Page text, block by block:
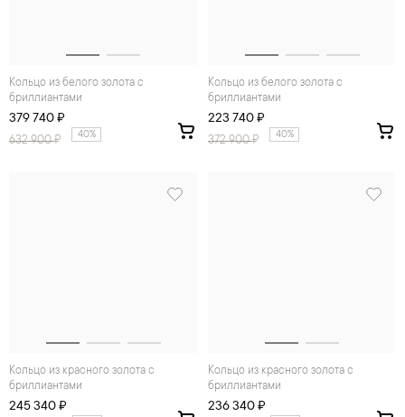
Кольцо из белого золота с
бриллиантами
379 740 ₽
632 900₽ 40%
Кольцо из белого золота с
бриллиантами
223 740 ₽
372 900₽ 40%
Кольцо из красного золота с
бриллиантами
245 340 ₽
Кольцо из красного золота с
бриллиантами
236 340 ₽